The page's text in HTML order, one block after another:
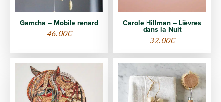
Gamcha – Mobile renard
46.00€
Carole Hillman – Lièvres
dans la Nuit
32.00€